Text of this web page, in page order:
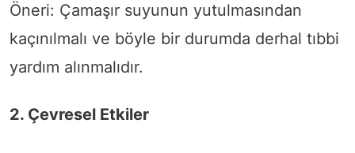
Öneri: Çamaşır suyunun yutulmasından
kaçınılmalı ve böyle bir durumda derhal tıbbi
yardım alınmalıdır.
2. Çevresel Etkiler